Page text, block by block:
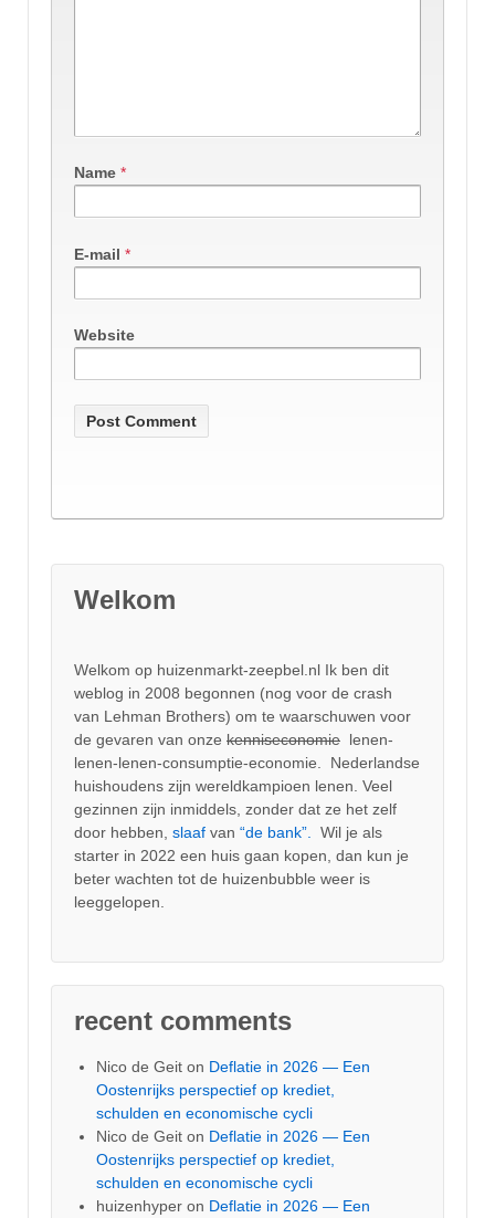
Name *
E-mail *
Website
Welkom
Welkom op huizenmarkt-zeepbel.nl Ik ben dit
weblog in 2008 begonnen (nog voor de crash
van Lehman Brothers) om te waarschuwen voor
de gevaren van onze kenniseconomie lenen-
lenen-lenen-consumptie-economie. Nederlandse
huishoudens zijn wereldkampioen lenen. Veel
gezinnen zijn inmiddels, zonder dat ze het zelf
door hebben, slaaf van “de bank”.
Wil je als
starter in 2022 een huis gaan kopen, dan kun je
beter wachten tot de huizenbubble weer is
leeggelopen.
recent comments
Nico de Geit on Deflatie in 2026 — Een
Oostenrijks perspectief op krediet,
schulden en economische cycli
Nico de Geit on Deflatie in 2026 — Een
Oostenrijks perspectief op krediet,
schulden en economische cycli
huizenhyper on Deflatie in 2026 — Een